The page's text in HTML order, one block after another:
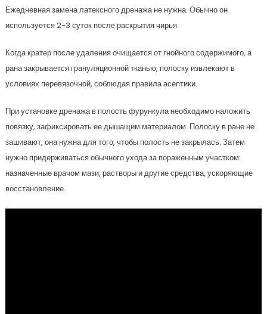
Ежедневная замена латексного дренажа не нужна. Обычно он
используется 2-3 суток после раскрытия чирья.
Когда кратер после удаления очищается от гнойного содержимого, а
рана закрывается грануляционной тканью, полоску извлекают в
условиях перевязочной, соблюдая правила асептики.
При установке дренажа в полость фурункула необходимо наложить
повязку, зафиксировать ее дышащим материалом. Полоску в ране не
зашивают, она нужна для того, чтобы полость не закрылась. Затем
нужно придерживаться обычного ухода за пораженным участком:
назначенные врачом мази, растворы и другие средства, ускоряющие
восстановление.